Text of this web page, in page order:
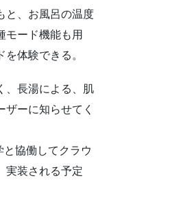
と、お風呂の温度
モード機能も用
体験できる。
、長湯による、肌
ーに知らせてく
協働してクラウ
実装される予定